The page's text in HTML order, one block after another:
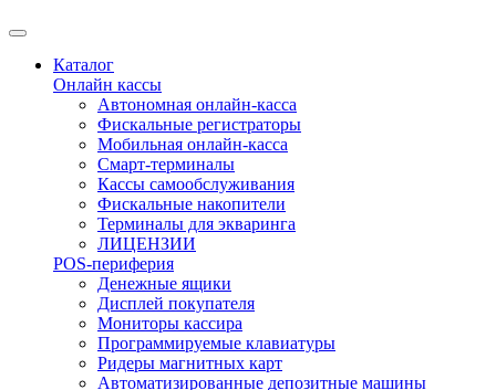
Каталог
Онлайн кассы
Автономная онлайн-касса
Фискальные регистраторы
Мобильная онлайн-касса
Смарт-терминалы
Кассы самообслуживания
Фискальные накопители
Терминалы для экваринга
ЛИЦЕНЗИИ
POS-периферия
Денежные ящики
Дисплей покупателя
Мониторы кассира
Программируемые клавиатуры
Ридеры магнитных карт
Автоматизированные депозитные машины